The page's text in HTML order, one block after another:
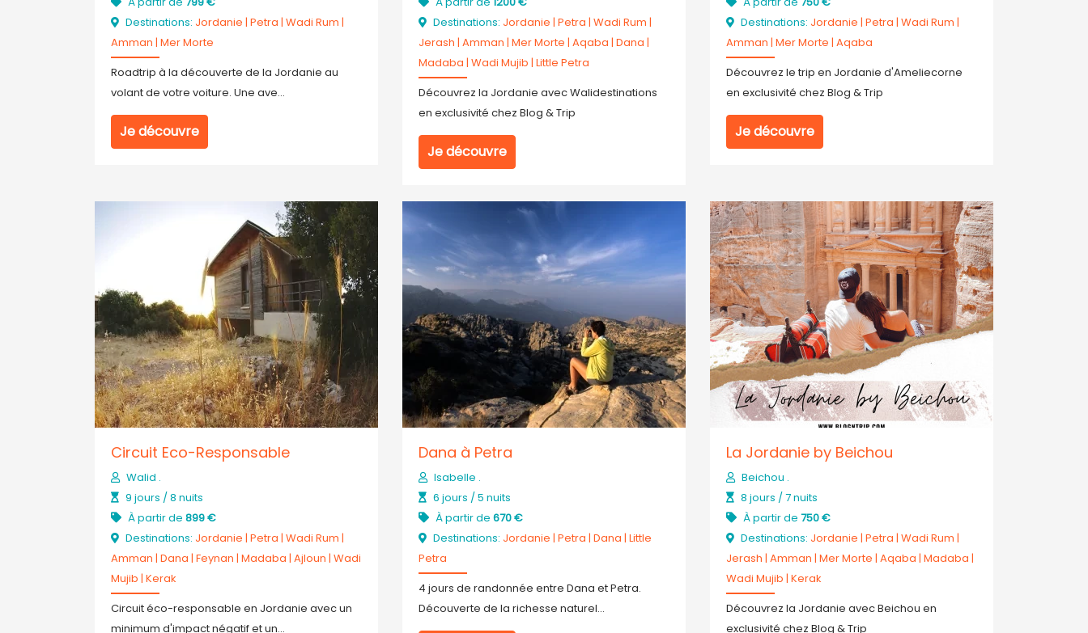
Destinations: Jordanie | Petra | Wadi Rum |
Amman | Mer Morte
Roadtrip à la découverte de la Jordanie au
volant de votre voiture. Une ave...
Je découvre
Destinations: Jordanie | Petra | Wadi Rum |
Jerash | Amman | Mer Morte | Aqaba | Dana |
Madaba | Wadi Mujib | Little Petra
Découvrez la Jordanie avec Walidestinations
en exclusivité chez Blog & Trip
Je découvre
Destinations: Jordanie | Petra | Wadi Rum |
Amman | Mer Morte | Aqaba
Découvrez le trip en Jordanie d'Ameliecorne
en exclusivité chez Blog & Trip
Je découvre
Circuit Eco-Responsable
Walid .
9 jours / 8 nuits
À partir de 899 €
Destinations: Jordanie | Petra | Wadi Rum |
Amman | Dana | Feynan | Madaba | Ajloun | Wadi
Mujib | Kerak
Circuit éco-responsable en Jordanie avec un
minimum d'impact négatif et un...
Dana à Petra
Isabelle .
6 jours / 5 nuits
À partir de 670 €
Destinations: Jordanie | Petra | Dana | Little
Petra
4 jours de randonnée entre Dana et Petra.
Découverte de la richesse naturel...
La Jordanie by Beichou
Beichou .
8 jours / 7 nuits
À partir de 750 €
Destinations: Jordanie | Petra | Wadi Rum |
Jerash | Amman | Mer Morte | Aqaba | Madaba |
Wadi Mujib | Kerak
Découvrez la Jordanie avec Beichou en
exclusivité chez Blog & Trip